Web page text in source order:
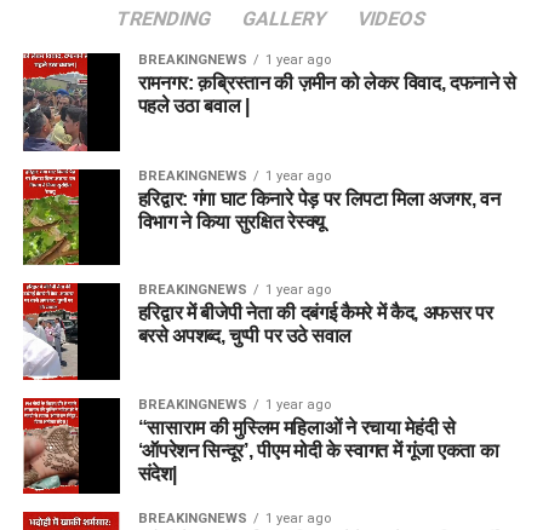
TRENDING GALLERY VIDEOS
BREAKINGNEWS 1 year ago
रामनगर: क़ब्रिस्तान की ज़मीन को लेकर विवाद, दफनाने से
पहले उठा बवाल |
BREAKINGNEWS 1 year ago
हरिद्वार: गंगा घाट किनारे पेड़ पर लिपटा मिला अजगर, वन
विभाग ने किया सुरक्षित रेस्क्यू
BREAKINGNEWS 1 year ago
हरिद्वार में बीजेपी नेता की दबंगई कैमरे में कैद, अफसर पर
बरसे अपशब्द, चुप्पी पर उठे सवाल
BREAKINGNEWS 1 year ago
“सासाराम की मुस्लिम महिलाओं ने रचाया मेहंदी से
‘ऑपरेशन सिन्दूर’, पीएम मोदी के स्वागत में गूंजा एकता का
संदेश|
BREAKINGNEWS 1 year ago